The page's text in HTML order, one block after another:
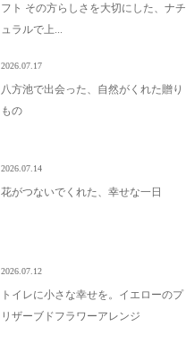
フト その方らしさを大切にした、ナチ
ュラルで上...
2026.07.17
八方池で出会った、自然がくれた贈り
もの
2026.07.14
花がつないでくれた、幸せな一日
2026.07.12
トイレに小さな幸せを。イエローのプ
リザーブドフラワーアレンジ